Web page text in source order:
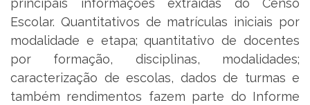
principais informações extraídas do Censo
Escolar. Quantitativos de matrículas iniciais por
modalidade e etapa; quantitativo de docentes
por formação, disciplinas, modalidades;
caracterização de escolas, dados de turmas e
também rendimentos fazem parte do Informe